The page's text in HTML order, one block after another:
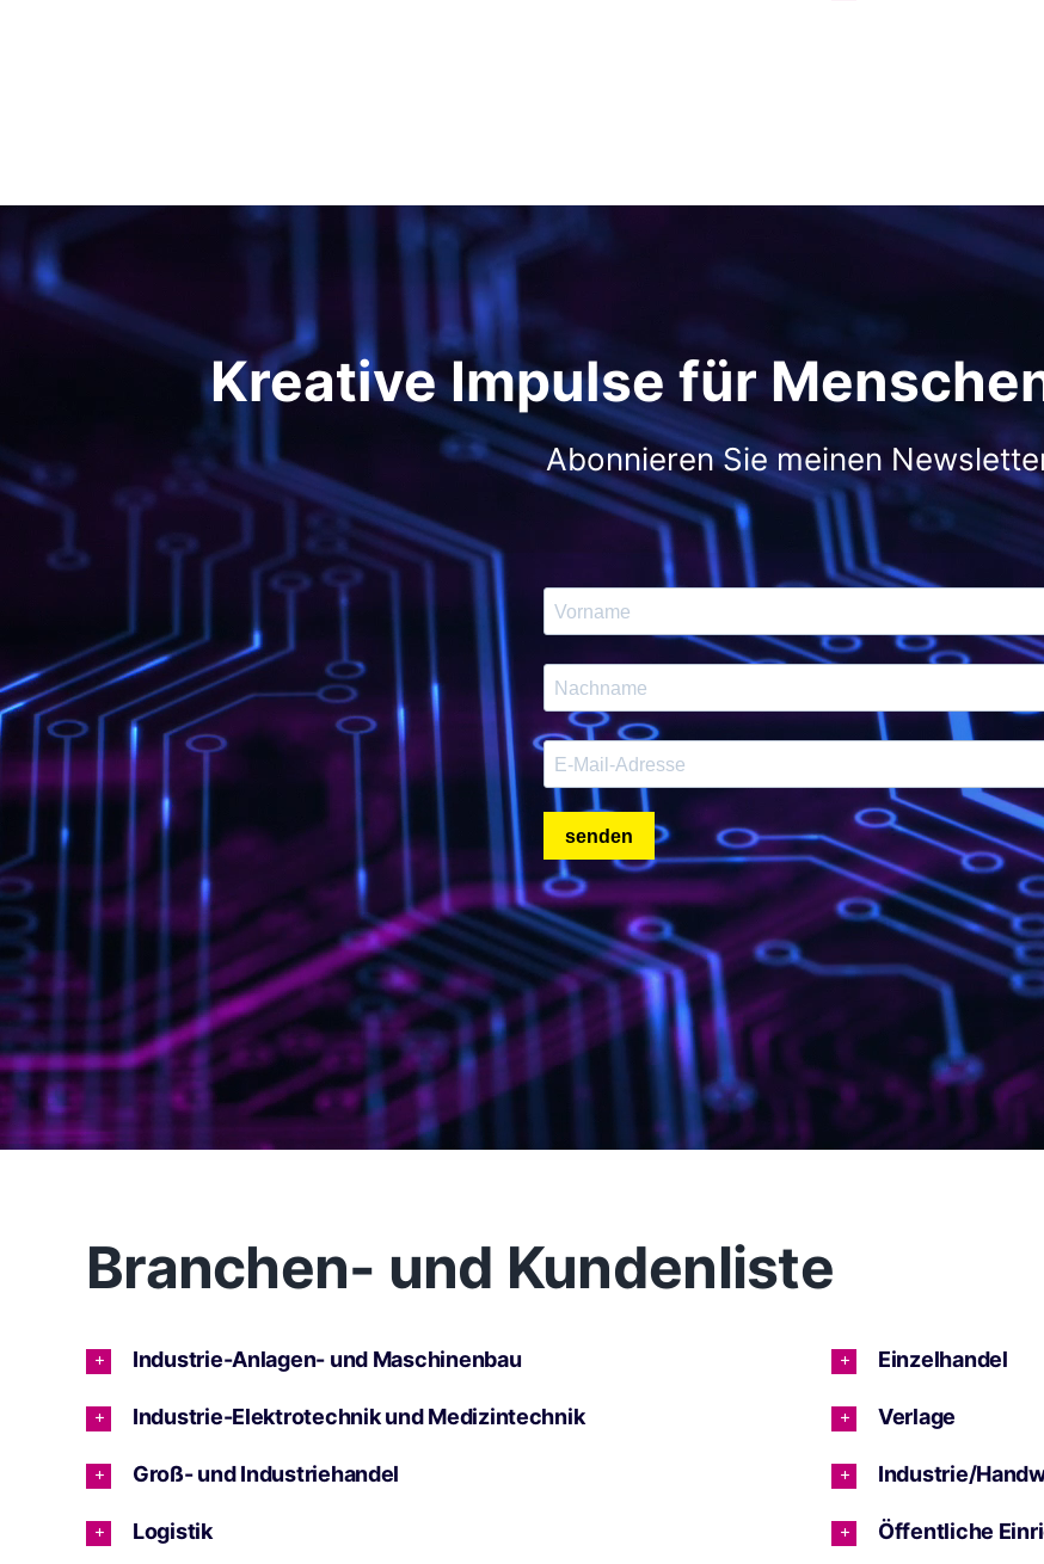
Kreative Impulse für
Abonnieren Sie meinen
Branchen- und Kundenliste
Industrie-Anlagen- und Maschinenbau
Industrie-Elektrotechnik und Medizintechnik
Groß- und Industriehandel
Logistik
Einzelhandel
Verlage
Industrie/
Öffentliche